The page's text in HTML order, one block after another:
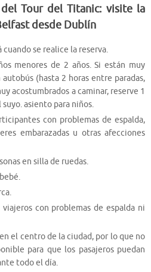
Tour del Titanic: visite la
desde Dublín
se realice la reserva.
menores de 2 años. Si están muy
(hasta 2 horas entre paradas,
acostumbrados a caminar, reserve 1
asiento para niños.
con problemas de espalda,
embarazadas u otras afecciones
en silla de ruedas.
con problemas de espalda ni
el centro de la ciudad, por lo que no
para que los pasajeros puedan
todo el día.